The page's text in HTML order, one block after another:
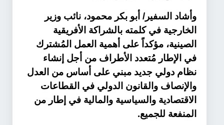
وأشاد السفير/ أبو بكر محمود، نائب وزير
الخارجية في كلمته بالشراكة الأفريقية
الصينية، مؤكداً على أهمية العمل المُشترك
في الإطار مُتعدد الأطراف من أجل إنشاء
نظام دولي جديد مبني على أساس من العدل
والإنصاف والقانون الدولي في القطاعات
الاقتصادية والسياسية والمالية في إطار من
المنفعة للجميع.